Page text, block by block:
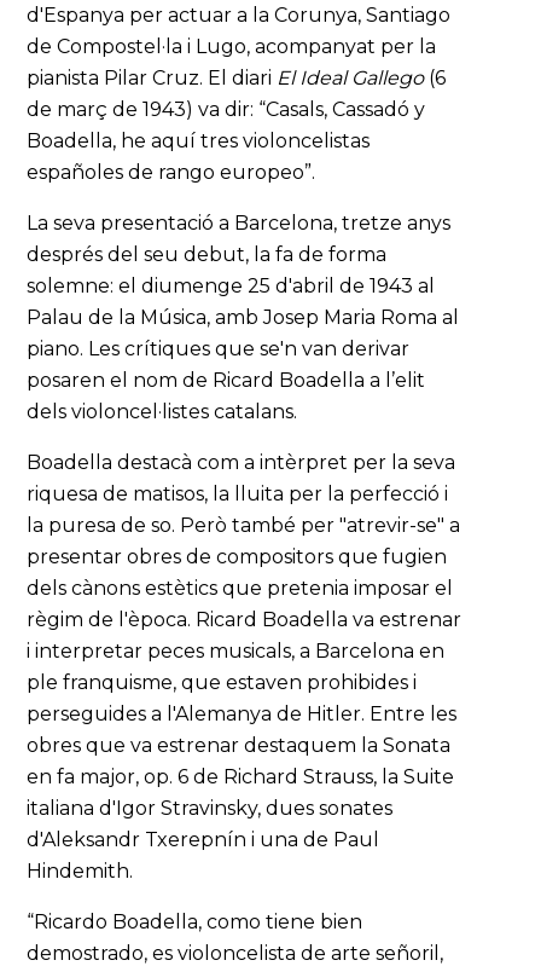
d'Espanya per actuar a la Corunya, Santiago
de Compostel·la i Lugo, acompanyat per la
pianista Pilar Cruz. El diari El Ideal Gallego(6
de març de 1943) va dir: “Casals, Cassadó y
Boadella, he aquí tres violoncelistas
españoles de rango europeo”.
La seva presentació a Barcelona, tretze anys
després del seu debut, la fa de forma
solemne: el diumenge 25 d'abril de 1943 al
Palau de la Música, amb Josep Maria Roma al
piano. Les crítiques que se'n van derivar
posaren el nom de Ricard Boadella a l’elit
dels violoncel·listes catalans.
Boadella destacà com a intèrpret per la seva
riquesa de matisos, la lluita per la perfecció i
la puresa de so. Però també per "atrevir-se" a
presentar obres de compositors que fugien
dels cànons estètics que pretenia imposar el
règim de l'època. Ricard Boadella va estrenar
i interpretar peces musicals, a Barcelona en
ple franquisme, que estaven prohibides i
perseguides a l'Alemanya de Hitler. Entre les
obres que va estrenar destaquem la Sonata
en fa major, op. 6 de Richard Strauss, la Suite
italiana d'Igor Stravinsky, dues sonates
d'Aleksandr Txerepnín i una de Paul
Hindemith.
“Ricardo Boadella, como tiene bien
demostrado, es violoncelista de arte señoril,